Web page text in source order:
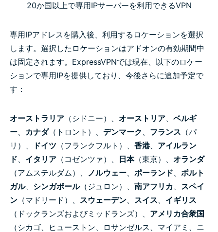
20か国以上で専用IPサーバーを利用できるVPN
専用IPアドレスを購入後、利用するロケーションを選択
します。選択したロケーションはアドオンの有効期間中
は固定されます。ExpressVPNでは現在、以下のロケー
ションで専用IPを提供しており、今後さらに追加予定で
す：
オーストラリア （シドニー）、 オーストリア、 ベルギ
ー、 カナダ（トロント）、 デンマーク 、 フランス （パ
リ）、
ドイツ （フランクフルト）、 香港、 アイルラン
ド、 イタリア （コゼンツァ）、 日本（東京）、 オランダ
（アムステルダム）、 ノルウェー、 ポーランド、 ポルト
ガル、 シンガポール（ジュロン）、 南アフリカ、 スペイ
ン （マドリード）、 スウェーデン、 スイス、 イギリス
（ドックランズおよびミッドランズ）、 アメリカ合衆国
（シカゴ、ヒューストン、ロサンゼルス、マイアミ、ニ